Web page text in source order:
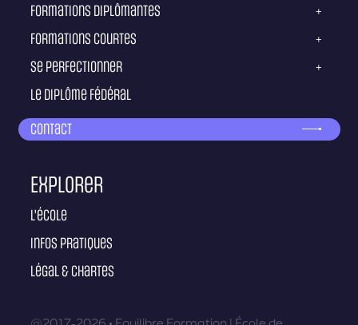
Formations diplômantes +
Formations courtes +
Se perfectionner +
Le diplôme fédéral
Contact
Explorer
L'école
Infos pratiques
Légal & Chartes